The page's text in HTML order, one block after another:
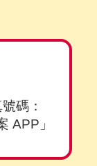
碼：
APP」